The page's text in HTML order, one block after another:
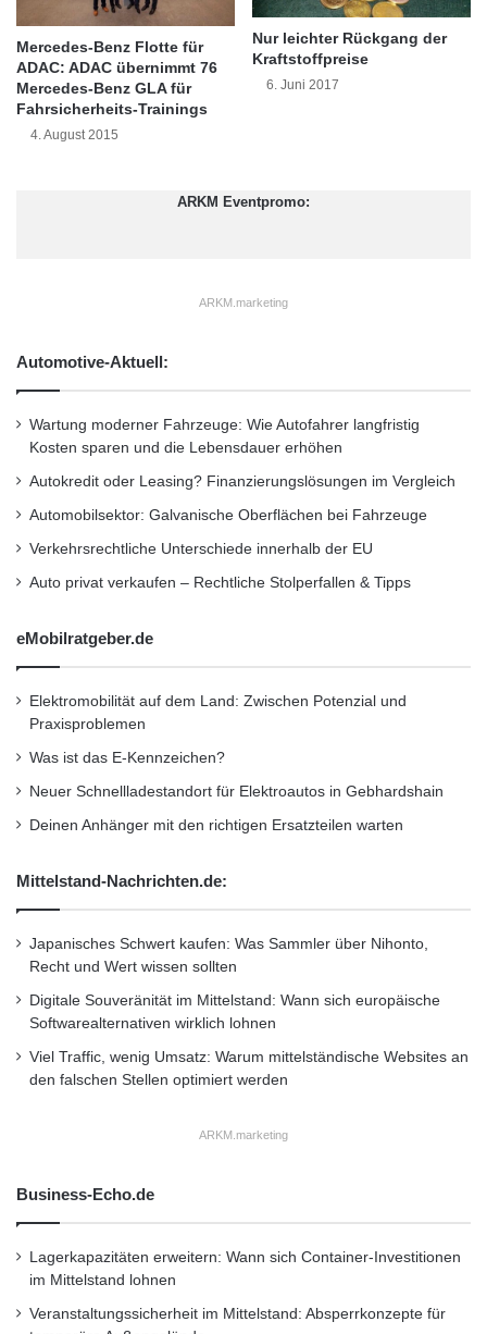
Klasse Fahrzeuge ergänzen die 600 weiß-
blauen car2go smart fortwo im
Geschäftsgebiet „Rheinland“ perfekt.
Düsseldorfer Hauptbahnhof am Konrad
abgestellt werden. car2go black wird zeitnah
auch am Düsseldorf Airport – Deutschlands
drittgrößtem Flughafen verfügbar sein.
An den gekennzeichneten car2go black
Parkspots können die Fahrzeuge
viertelstundengenau und bis zu einem halben
erfolgen, sondern das Fahrzeug kann auch auf
einem anderen car2go black Parkspot
abgestellt werden: In der gleichen oder einer
anderen Stadt. So sind One-Way-Fahrten von
Düsseldorf nach Köln, Frankfurt oder Berlin
ohne Mehrkosten möglich. Zu den aktuell
Mobilitätswünsche von Business und Travel-
Bereich getroffen
Durch die bewusste Entscheidung, den car2go
flexibel zu gestalten, ist das Angebot
Mobilitätswünsche hinsichtlich Zeitersparnis,
Flexibilität, Komfort und Kostentransparenz
werden komplett erfüllt. Der rein Smartphone-
m
u
n
d
Mercedes-Benz Flotte für
ADAC: ADAC übernimmt 76
Mercedes-Benz GLA für
Fahrsicherheits-Trainings
4. August 2015
Nur leichter Rückgang der
Kraftstoffpreise
6. Juni 2017
ARKM Eventpromo:
ARKM.marketing
Automotive-Aktuell:
Wartung moderner Fahrzeuge: Wie Autofahrer langfristig
Kosten sparen und die Lebensdauer erhöhen
Autokredit oder Leasing? Finanzierungslösungen im Vergleich
Automobilsektor: Galvanische Oberflächen bei Fahrzeuge
Verkehrsrechtliche Unterschiede innerhalb der EU
Auto privat verkaufen – Rechtliche Stolperfallen & Tipps
eMobilratgeber.de
Elektromobilität auf dem Land: Zwischen Potenzial und
Praxisproblemen
Was ist das E-Kennzeichen?
Neuer Schnellladestandort für Elektroautos in Gebhardshain
Deinen Anhänger mit den richtigen Ersatzteilen warten
Mittelstand-Nachrichten.de:
Japanisches Schwert kaufen: Was Sammler über Nihonto,
Recht und Wert wissen sollten
Digitale Souveränität im Mittelstand: Wann sich europäische
Softwarealternativen wirklich lohnen
Viel Traffic, wenig Umsatz: Warum mittelständische Websites an
den falschen Stellen optimiert werden
ARKM.marketing
Business-Echo.de
Lagerkapazitäten erweitern: Wann sich Container-Investitionen
im Mittelstand lohnen
Veranstaltungssicherheit im Mittelstand: Absperrkonzepte für